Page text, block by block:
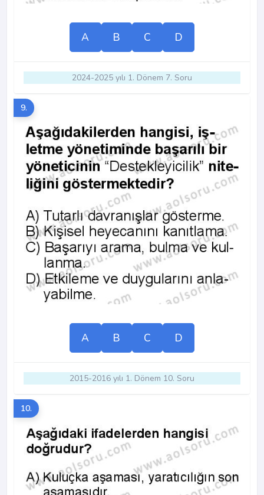
A B C D
2024-2025 yılı 1. Dönem 7. Soru
9.
A B C D
2015-2016 yılı 1. Dönem 10. Soru
10.